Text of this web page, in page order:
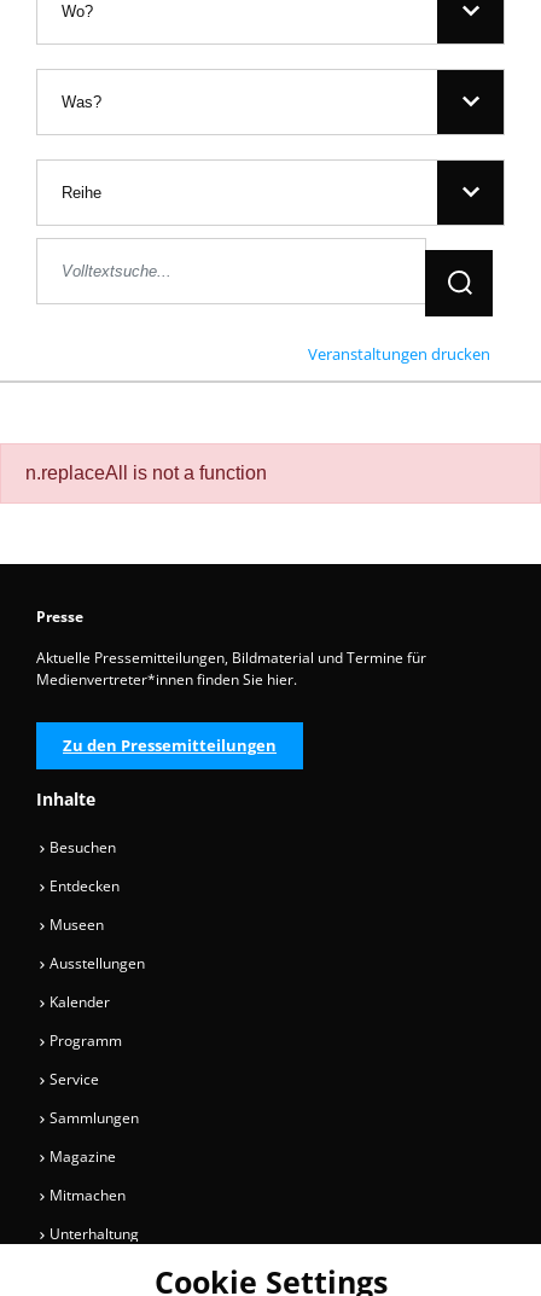
Wo?
Was?
Reihe
Jetzt
Veranstaltungen drucken
n.replaceAll is not a function
Presse
Aktuelle Pressemitteilungen, Bildmaterial und Termine für
Medienvertreter*innen finden Sie hier.
Zu den Pressemitteilungen
Inhalte
Besuchen
Entdecken
Museen
Ausstellungen
Kalender
Programm
Service
Sammlungen
Magazine
Mitmachen
Unterhaltung
Cookie Settings